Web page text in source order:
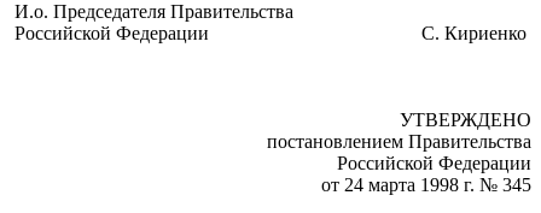
И.о. Председателя Правительства
Российской Федерации
С. Кириенко
УТВЕРЖДЕНО
постановлением Правительства
Российской Федерации
от 24 марта 1998 г. № 345